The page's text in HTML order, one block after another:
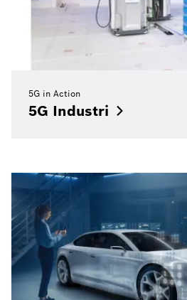
5G in Action
5G Industri